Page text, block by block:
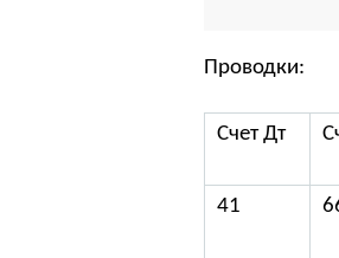
Проводки:
Счет Дт
41